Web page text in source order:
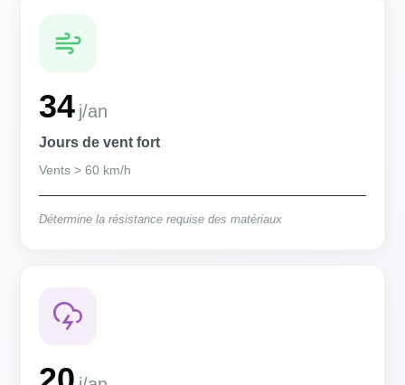
34 j/an
Jours de vent fort
Vents > 60 km/h
Détermine la résistance requise des matériaux